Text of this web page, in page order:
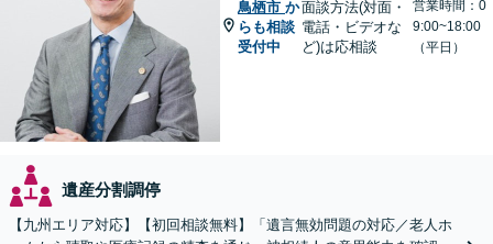
鳥栖市 か
らも相談
受付中
面談方法(対面・
電話・ビデオな
ど)は応相談
営業時間：0
9:00~18:00
（平日）
遺産分割調停
【九州エリア対応】【初回相談無料】「遺言無効問題の対応／老人ホ